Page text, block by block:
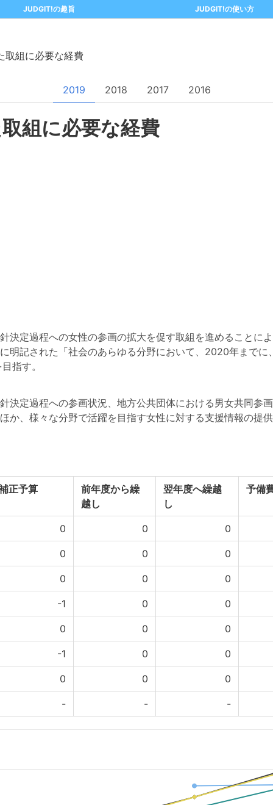
JUDGIT!の趣旨 JUDGIT!の使い方
取組に必要な経費
2019 2018 2017 2016
組に必要な経費
決定過程への女性の参画の拡大を促す取組を進めることに
明記された「社会のあらゆる分野において、2020年まで
指す。
決定過程への参画状況、地方公共団体における男女共同参
か、様々な分野で活躍を目指す女性に対する支援情報の提
正予算
前年度から繰
越し
翌年度へ繰越
し
予備
0 0 0
0 0 0
0 0 0
-1 0 0
0 0 0
-1 0 0
0 0 0
- - -